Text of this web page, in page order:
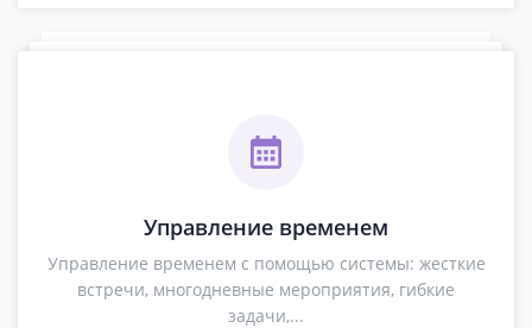
Управление временем
Управление временем с помощью системы: жесткие
встречи, многодневные мероприятия, гибкие
задачи,...